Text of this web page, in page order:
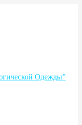
Одежды”